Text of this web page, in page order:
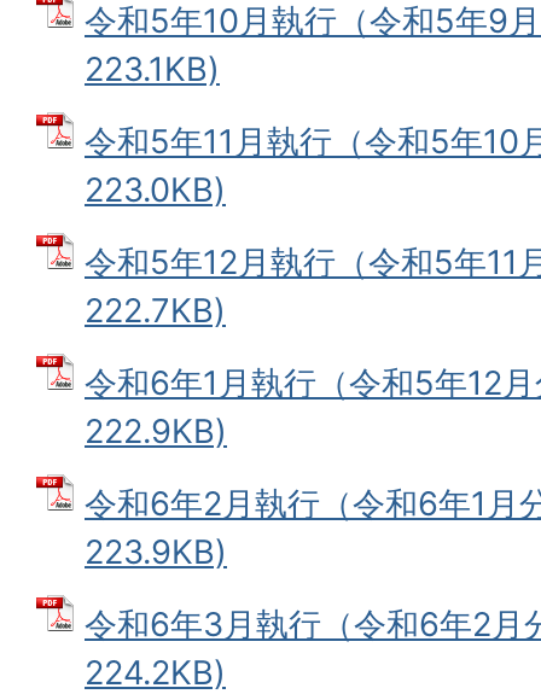
令和5年10月執行（令和5年9
223.1KB)
令和5年11月執行（令和5年10
223.0KB)
令和5年12月執行（令和5年11
222.7KB)
令和6年1月執行（令和5年12
222.9KB)
令和6年2月執行（令和6年1月
223.9KB)
令和6年3月執行（令和6年2月
224.2KB)